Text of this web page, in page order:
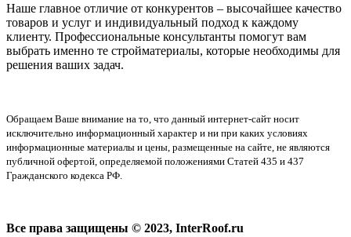
Наше главное отличие от конкурентов – высочайшее качество
товаров и услуг и индивидуальный подход к каждому
клиенту. Профессиональные консультанты помогут вам
выбрать именно те стройматериалы, которые необходимы для
решения ваших задач.
Обращаем Ваше внимание на то, что данный интернет-сайт носит
исключительно информационный характер и ни при каких условиях
информационные материалы и цены, размещенные на сайте, не являются
публичной офертой, определяемой положениями Статей 435 и 437
Гражданского кодекса РФ.
Все права защищены © 2023, InterRoof.ru